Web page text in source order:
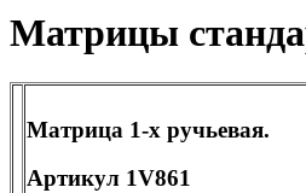
Матрицы
Матрица 1-х ручьевая.
Артикул 1V861